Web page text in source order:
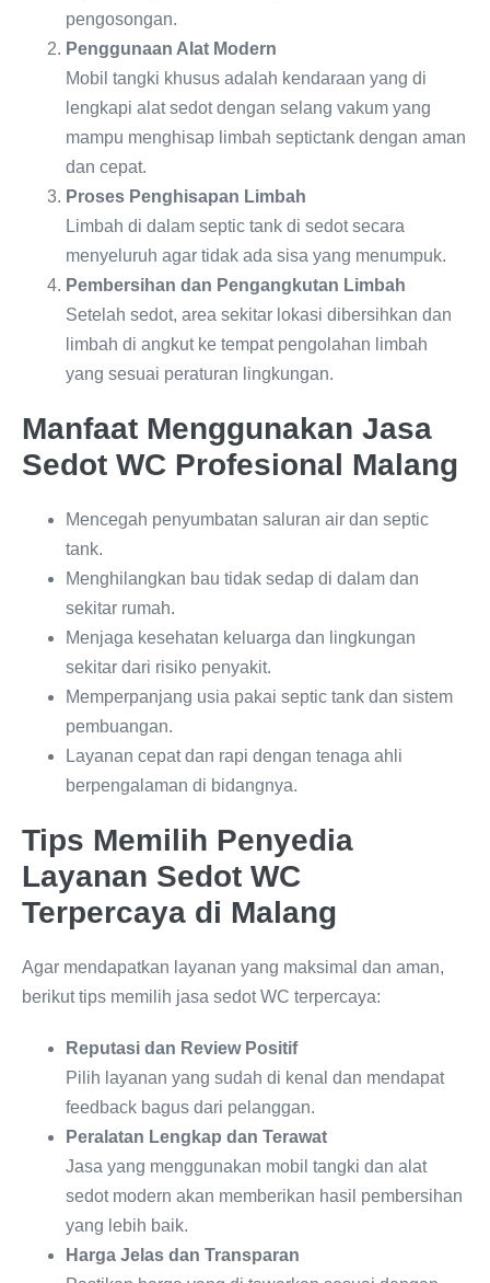
pengosongan.
Penggunaan Alat Modern
Mobil tangki khusus adalah kendaraan yang di
lengkapi alat sedot dengan selang vakum yang
mampu menghisap limbah septictank dengan aman
dan cepat.
Proses Penghisapan Limbah
Limbah di dalam septic tank di sedot secara
menyeluruh agar tidak ada sisa yang menumpuk.
Pembersihan dan Pengangkutan Limbah
Setelah sedot, area sekitar lokasi dibersihkan dan
limbah di angkut ke tempat pengolahan limbah
yang sesuai peraturan lingkungan.
Manfaat Menggunakan Jasa
Sedot WC Profesional Malang
Mencegah penyumbatan saluran air dan septic
tank.
Menghilangkan bau tidak sedap di dalam dan
sekitar rumah.
Menjaga kesehatan keluarga dan lingkungan
sekitar dari risiko penyakit.
Memperpanjang usia pakai septic tank dan sistem
pembuangan.
Layanan cepat dan rapi dengan tenaga ahli
berpengalaman di bidangnya.
Tips Memilih Penyedia
Layanan Sedot WC
Terpercaya di Malang
Agar mendapatkan layanan yang maksimal dan aman,
berikut tips memilih jasa sedot WC terpercaya:
Reputasi dan Review Positif
Pilih layanan yang sudah di kenal dan mendapat
feedback bagus dari pelanggan.
Peralatan Lengkap dan Terawat
Jasa yang menggunakan mobil tangki dan alat
sedot modern akan memberikan hasil pembersihan
yang lebih baik.
Harga Jelas dan Transparan